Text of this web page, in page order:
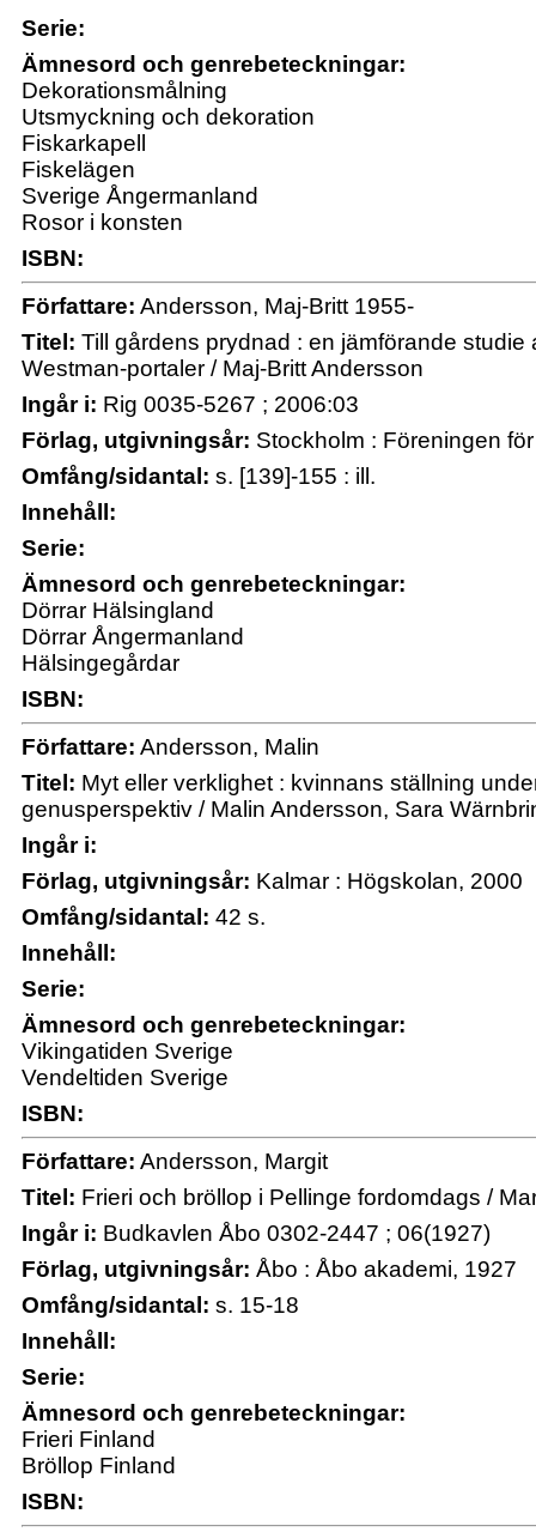
Serie:
Ämnesord och genrebeteckningar:
Dekorationsmålning
Utsmyckning och dekoration
Fiskarkapell
Fiskelägen
Sverige Ångermanland
Rosor i konsten
ISBN:
Författare: Andersson, Maj-Britt 1955-
Titel: Till gårdens prydnad : en jämförande studie
Westman-portaler / Maj-Britt Andersson
Ingår i: Rig 0035-5267 ; 2006:03
Förlag, utgivningsår: Stockholm : Föreningen
Omfång/sidantal: s. [139]-155 : ill.
Innehåll:
Serie:
Ämnesord och genrebeteckningar:
Dörrar Hälsingland
Dörrar Ångermanland
Hälsingegårdar
ISBN:
Författare: Andersson, Malin
Titel: Myt eller verklighet : kvinnans ställning
genusperspektiv / Malin Andersson, Sara
Ingår i:
Förlag, utgivningsår: Kalmar : Högskolan, 2000
Omfång/sidantal: 42 s.
Innehåll:
Serie:
Ämnesord och genrebeteckningar:
Vikingatiden Sverige
Vendeltiden Sverige
ISBN:
Författare: Andersson, Margit
Titel: Frieri och bröllop i Pellinge fordomdags /
Ingår i: Budkavlen Åbo 0302-2447 ; 06(1927)
Förlag, utgivningsår: Åbo : Åbo akademi, 1927
Omfång/sidantal: s. 15-18
Innehåll:
Serie:
Ämnesord och genrebeteckningar:
Frieri Finland
Bröllop Finland
ISBN: